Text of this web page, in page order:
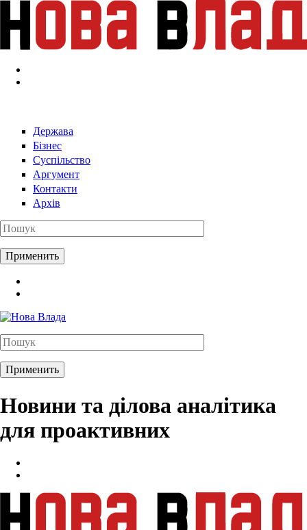
Перейти к основному содержанию
Держава
Бізнес
Суспільство
Аргумент
Контакти
Архів
Новини та ділова аналітика
для проактивних